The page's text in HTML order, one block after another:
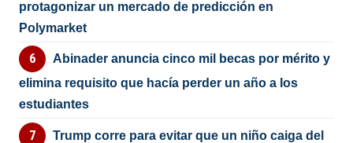
protagonizar un mercado de predicción en
Polymarket
Abinader anuncia cinco mil becas por mérito y
elimina requisito que hacía perder un año a los
estudiantes
Trump corre para evitar que un niño caiga del